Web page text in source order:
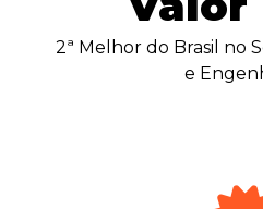
2ª Melhor do Brasil no
e